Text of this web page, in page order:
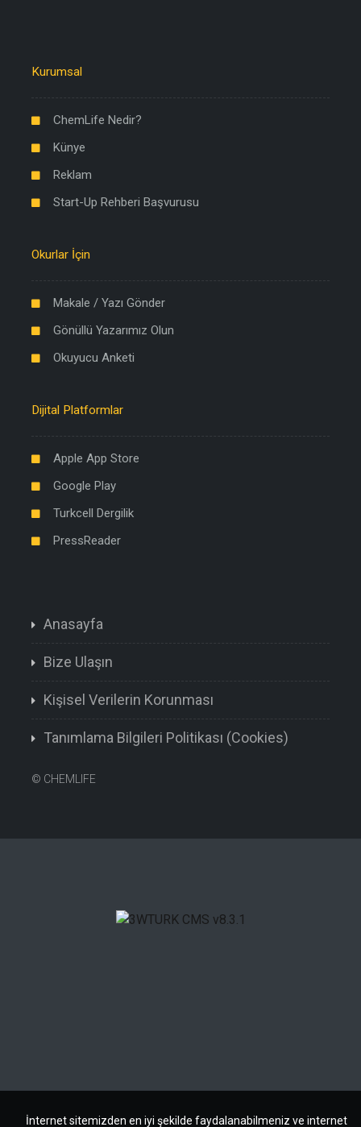
İnternet sitemizden en iyi şekilde faydalanabilmeniz ve internet
Kurumsal
ChemLife Nedir?
Künye
Reklam
Start-Up Rehberi Başvurusu
Okurlar İçin
Makale / Yazı Gönder
Gönüllü Yazarımız Olun
Okuyucu Anketi
Dijital Platformlar
Apple App Store
Google Play
Turkcell Dergilik
PressReader
Anasayfa
Bize Ulaşın
Kişisel Verilerin Korunması
Tanımlama Bilgileri Politikası (Cookies)
© CHEMLIFE